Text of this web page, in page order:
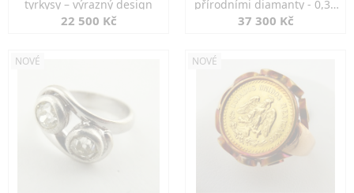
tyrkysy – výrazný design
22 500 Kč
přírodními diamanty - 0,30
ct
37 300 Kč
NOVÉ NOVÉ